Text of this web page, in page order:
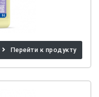
Перейти к продукту